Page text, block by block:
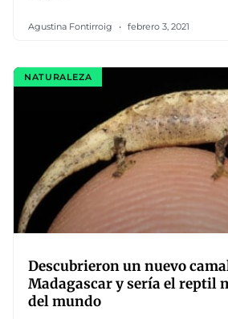
Agustina Fontirroig febrero 3, 2021
NATURALEZA
Descubrieron un nuevo
Madagascar y sería el reptil
del mundo